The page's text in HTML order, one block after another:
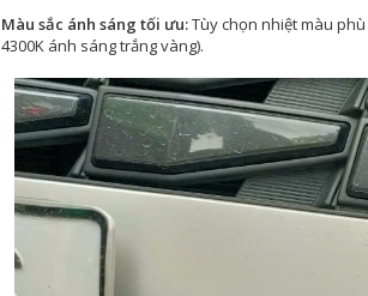
Màu sắc ánh sáng tối ưu:Tùy chọn nhiệt màu
4300K ánh sáng trắng vàng).